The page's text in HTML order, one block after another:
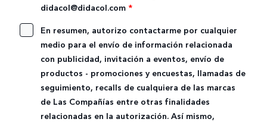
didacol@didacol.com *
En resumen, autorizo contactarme por cualquier
medio para el envío de información relacionada
con publicidad, invitación a eventos, envío de
productos - promociones y encuestas, llamadas de
seguimiento, recalls de cualquiera de las marcas
de Las Compañías entre otras finalidades
relacionadas en la autorización. Así mismo,